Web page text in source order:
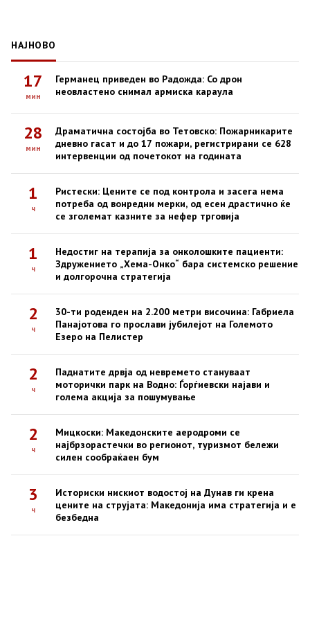
НАЈНОВО
17
мин
Германец приведен во Радожда: Со дрон
неовластено снимал армиска караула
28
мин
Драматична состојба во Тетовско: Пожарникарите
дневно гасат и до 17 пожари, регистрирани се 628
интервенции од почетокот на годината
1
ч
Ристески: Цените се под контрола и засега нема
потреба од вонредни мерки, од есен драстично ќе
се зголемат казните за нефер трговија
1
ч
Недостиг на терапија за онколошките пациенти:
Здружението „Хема-Онко“ бара системско решение
и долгорочна стратегија
2
ч
30-ти роденден на 2.200 метри височина: Габриела
Панајотова го прослави јубилејот на Големото
Езеро на Пелистер
2
ч
Паднатите дрвја од невремето стануваат
моторички парк на Водно: Ѓорѓиевски најави и
голема акција за пошумување
2
ч
Мицкоски: Македонските аеродроми се
најбрзорастечки во регионот, туризмот бележи
силен сообраќаен бум
3
ч
Историски нискиот водостој на Дунав ги крена
цените на струјата: Македонија има стратегија и е
безбедна